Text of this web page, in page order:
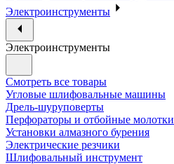
Электроинструменты
Электроинструменты
Смотреть все товары
Угловые шлифовальные машины
Дрель-шуруповерты
Перфораторы и отбойные молотки
Установки алмазного бурения
Электрические резчики
Шлифовальный инструмент